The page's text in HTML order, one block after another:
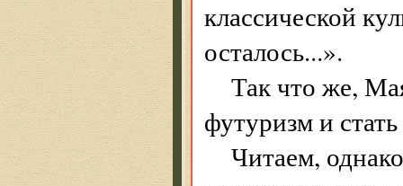
классической
осталось...».
Так что же,
футуризм и
Читаем,